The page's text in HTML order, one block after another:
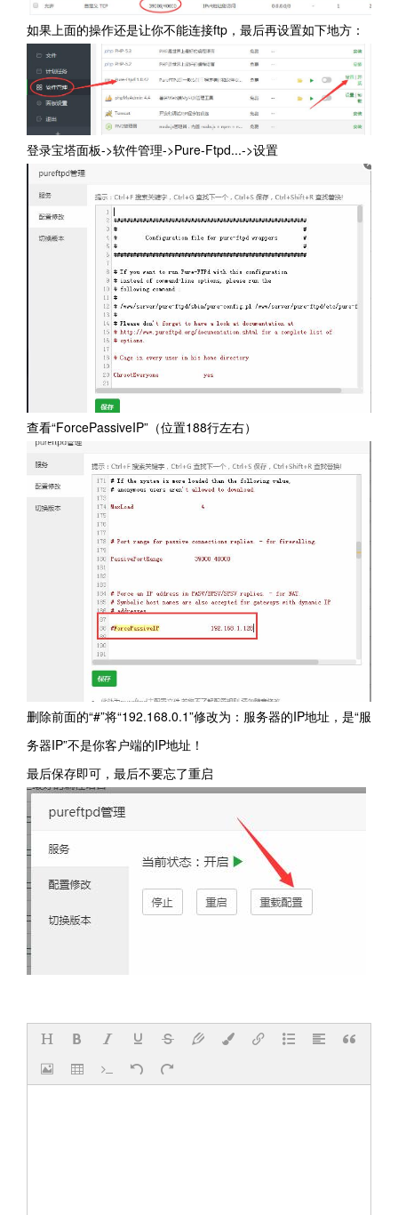
如果上面的操作还是让你不能连接ftp，最后再设置如下地方：
登录宝塔面板->软件管理->Pure-Ftpd...->设置
查看“ForcePassiveIP”（位置188行左右）
删除前面的“#”将“192.168.0.1”修改为：服务器的IP地址，是“服
务器IP”不是你客户端的IP地址！
最后保存即可，最后不要忘了重启